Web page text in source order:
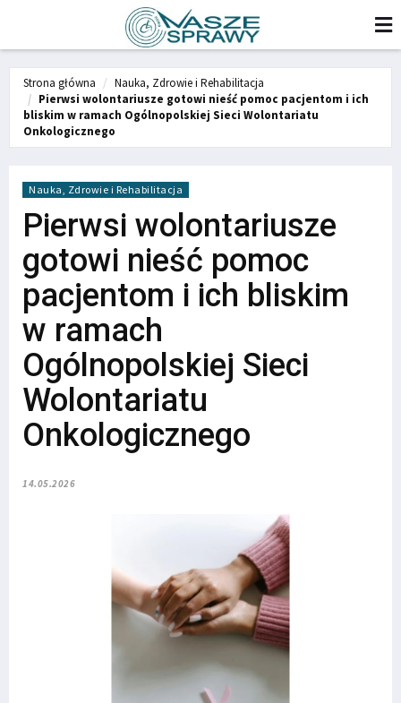
Strona główna
Nauka, Zdrowie i Rehabilitacja
Pierwsi wolontariusze gotowi nieść pomoc pacjentom i ich
bliskim w ramach Ogólnopolskiej Sieci Wolontariatu
Onkologicznego
Nauka, Zdrowie i Rehabilitacja
Pierwsi wolontariusze
gotowi nieść pomoc
pacjentom i ich bliskim
w ramach
Ogólnopolskiej Sieci
Wolontariatu
Onkologicznego
14.05.2026